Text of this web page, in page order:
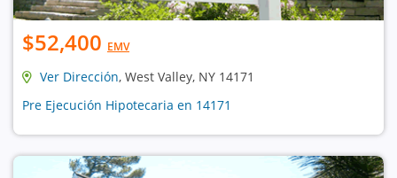
$52,400 EMV
Ver Dirección, West Valley, NY 14171
Pre Ejecución Hipotecaria en 14171